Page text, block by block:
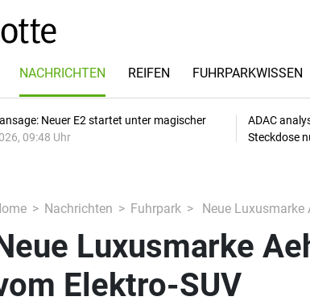
NACHRICHTEN REIFEN FUHRPARKWISSEN
Neuer E2 startet unter magischer
09:48 Uhr
ADAC
Steckdose
Nachrichten Fuhrpark Neue Luxusmarke
Luxusmarke
Elektro-SUV